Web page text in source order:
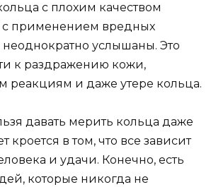
с плохим качеством
применением вредных
услышаны. Это
к раздражению кожи,
реакциям и даже утере кольца.
давать мерить кольца даже
кроется в том, что все зависит
и удачи. Конечно, есть
которые никогда не